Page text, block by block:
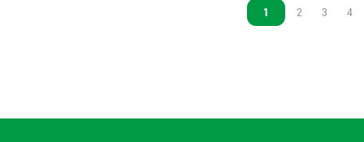
Vous êtes sur la page
1 Vous êtes sur la
2 Vous
3 4